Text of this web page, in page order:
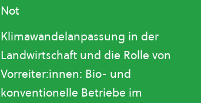
Not
Klimawandelanpassung in der
Landwirtschaft und die Rolle von
Vorreiter:innen: Bio- und
konventionelle Betriebe im